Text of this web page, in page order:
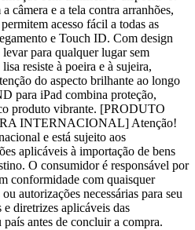
câmera e a tela contra arranhões,
acesso fácil a todas as
e Touch ID. Com design
para qualquer lugar sem
resiste à poeira e à sujeira,
do aspecto brilhante ao longo
para iPad combina proteção,
produto vibrante. [PRODUTO
INTERNACIONAL] Atenção!
e está sujeito aos
aplicáveis à importação de bens
O consumidor é responsável por
conformidade com quaisquer
autorizações necessárias para seu
diretrizes aplicáveis das
antes de concluir a compra.